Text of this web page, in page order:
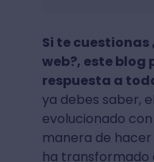
Si te cuestionas
web?, este blog
respuesta a
ya debes saber,
evolucionado
manera de hacer
ha transformado